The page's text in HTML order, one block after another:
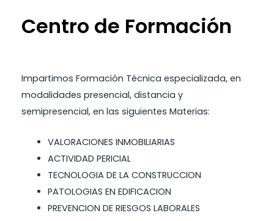
Centro de Formación
Impartimos Formación Técnica especializada, en
modalidades presencial, distancia y
semipresencial, en las siguientes Materias:
VALORACIONES INMOBILIARIAS
ACTIVIDAD PERICIAL
TECNOLOGIA DE LA CONSTRUCCION
PATOLOGIAS EN EDIFICACION
PREVENCION DE RIESGOS LABORALES